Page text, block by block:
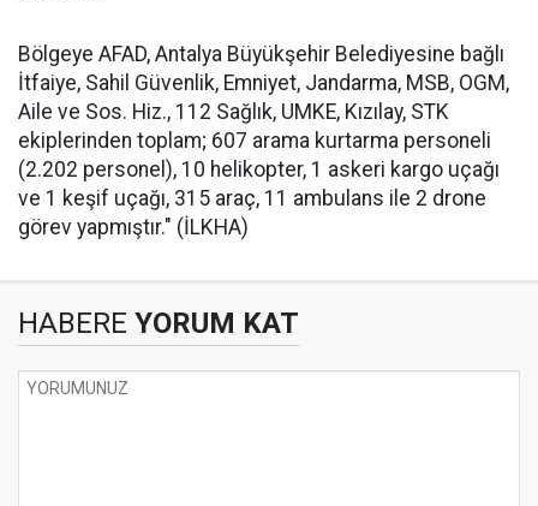
Bölgeye AFAD, Antalya Büyükşehir Belediyesine bağlı
İtfaiye, Sahil Güvenlik, Emniyet, Jandarma, MSB, OGM,
Aile ve Sos. Hiz., 112 Sağlık, UMKE, Kızılay, STK
ekiplerinden toplam; 607 arama kurtarma personeli
(2.202 personel), 10 helikopter, 1 askeri kargo uçağı
ve 1 keşif uçağı, 315 araç, 11 ambulans ile 2 drone
görev yapmıştır." (İLKHA)
HABERE YORUM KAT